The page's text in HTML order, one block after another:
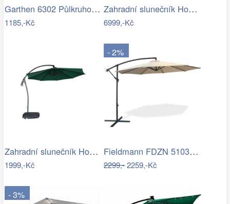
Garthen 6302 Půlkruhový zahradní…
1185,-Kč
Zahradní slunečník Houseland Vexon s…
6999,-Kč
Zahradní slunečník Houseland Vortexa…
1999,-Kč
- 2%
Fieldmann FDZN 5103 boční slunečník,…
2299,-2259,-Kč
- 3%